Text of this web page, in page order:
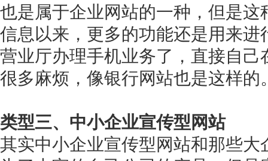
也是属于企业网站的一种，但是
信息以来，更多的功能还是用来
营业厅办理手机业务了，直接自
很多麻烦，像银行网站也是这样的
类型三、中小企业宣传型网站
其实中小企业宣传型网站和那些